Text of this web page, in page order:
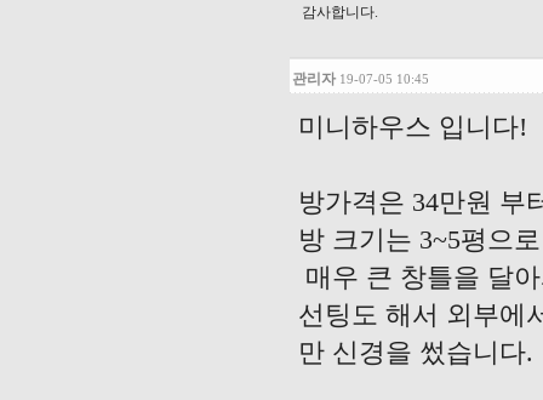
감사합니다.
관리자 19-07-05 10:45
미니하우스 입니다!
방가격은 34만원 부
방 크기는 3~5평으
매우 큰 창틀을 달
선팅도 해서 외부에
만 신경을 썼습니다.